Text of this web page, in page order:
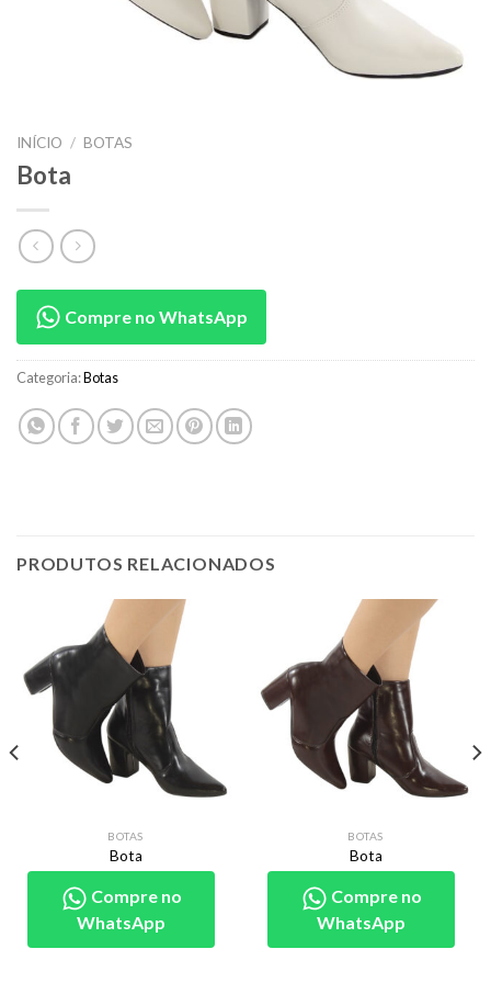
INÍCIO / BOTAS
Bota
Compre no WhatsApp
Categoria:Botas
PRODUTOS RELACIONADOS
BOTAS
Bota
Compre no
WhatsApp
BOTAS
Bota
Compre no
WhatsApp